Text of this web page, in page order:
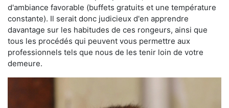
d'ambiance favorable (buffets gratuits et une température
constante). Il serait donc judicieux d'en apprendre
davantage sur les habitudes de ces rongeurs, ainsi que
tous les procédés qui peuvent vous permettre aux
professionnels tels que nous de les tenir loin de votre
demeure.